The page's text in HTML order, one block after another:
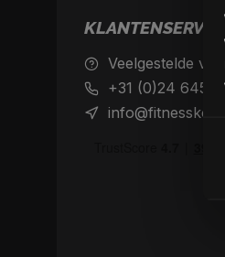
Veelgestelde
+31 (0)24 645